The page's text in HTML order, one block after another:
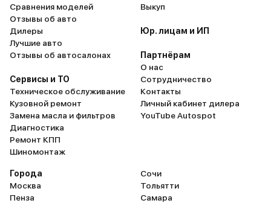
Сравнения моделей
Отзывы об авто
Дилеры
Лучшие авто
Отзывы об автосалонах
Сервисы и ТО
Техническое обслуживание
Кузовной ремонт
Замена масла и фильтров
Диагностика
Ремонт КПП
Шиномонтаж
Выкуп
Юр. лицам и ИП
Партнёрам
О нас
Сотрудничество
Контакты
Личный кабинет дилера
YouTube Autospot
Города
Москва
Пенза
Сочи
Тольятти
Самара